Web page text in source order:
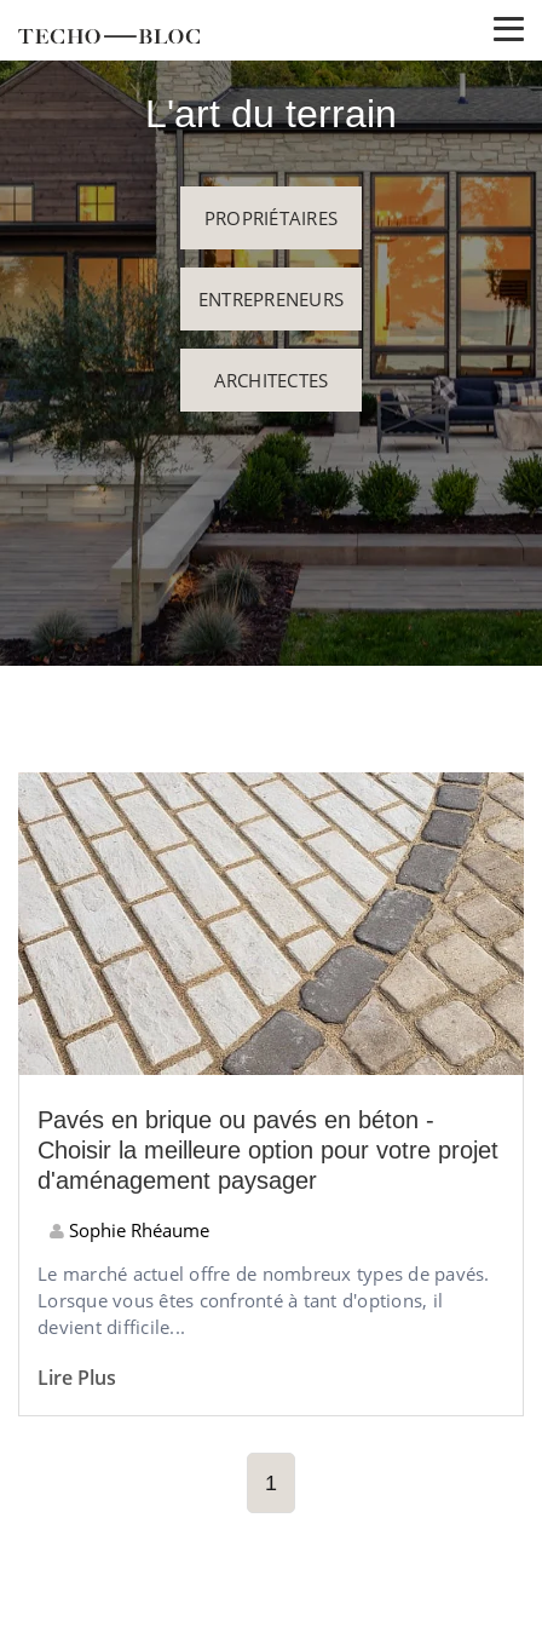
L'art du terrain
PROPRIÉTAIRES
ENTREPRENEURS
ARCHITECTES
Pavés en brique ou pavés en béton -
Choisir la meilleure option pour votre projet
d'aménagement paysager
Sophie Rhéaume
Le marché actuel offre de nombreux types de pavés.
Lorsque vous êtes confronté à tant d'options, il
devient difficile...
Lire Plus
1